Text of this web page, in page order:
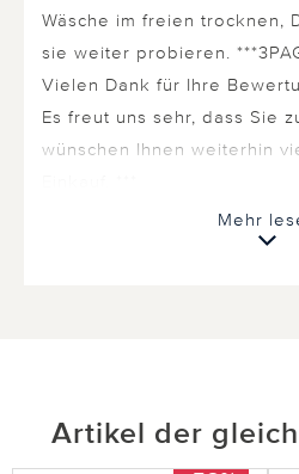
Wäsche im freien trocknen,
sie weiter probieren.
Vielen Dank für Ihre
Es freut uns sehr, dass Sie
wünschen Ihnen weiterhin
Mehr
Artikel der